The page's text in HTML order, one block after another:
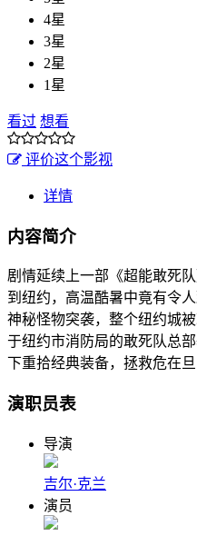
4星
3星
2星
1星
看过 想看
评价这个影视
详情
内容简介
剧情延续上一部《超能敢死
到纽约，高温酷暑中竟有令
神秘怪物突袭，整个纽约城
于纽约市消防局的敢死队总
下重拾经典装备，拯救危在旦
演职员表
导演
吉尔·克兰
演员